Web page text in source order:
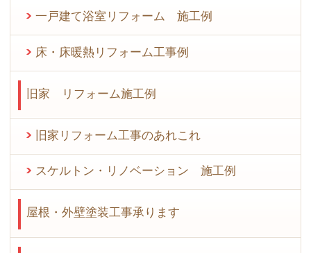
一戸建て浴室リフォーム 施工例
床・床暖熱リフォーム工事例
旧家 リフォーム施工例
旧家リフォーム工事のあれこれ
スケルトン・リノベーション 施工例
屋根・外壁塗装工事承ります